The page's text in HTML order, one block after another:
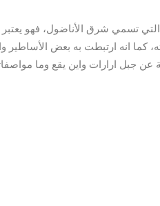
تسمي شرق الأناضول، فهو
كما انه ارتبطت به بعض الأساطير
جبل ارارات واين يقع وما